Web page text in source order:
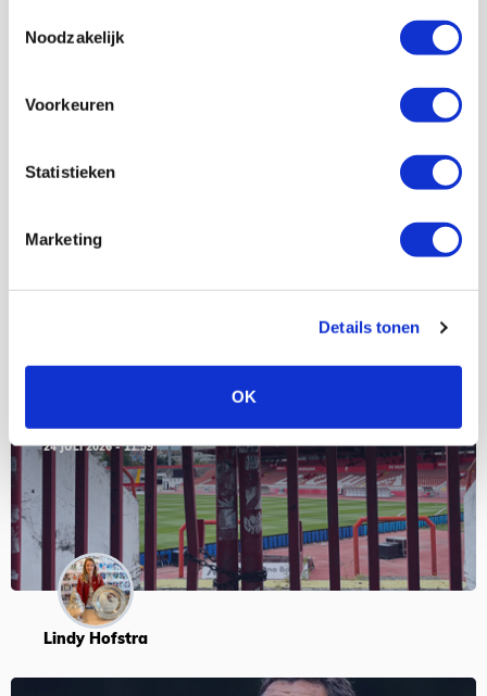
Noodzakelijk
Voorkeuren
Statistieken
Marketing
Details tonen
OK
AUG
11
24 JULI 2026 - 11:59
Lindy Hofstra